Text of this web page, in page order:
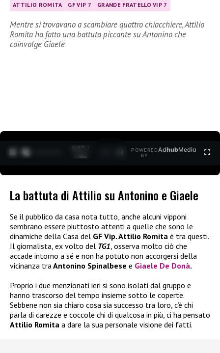
ATTILIO ROMITA GF VIP 7 GRANDE FRATELLO VIP 7
Mentre si trovavano a scambiare quattro chiacchiere, Attilio
Romita ha fatto una battuta piccante su Antonino che
coinvolge Giaele
0:27 /
1:40
POWERED
BY
AdhubMedia
La battuta di Attilio su Antonino e Giaele
Se il pubblico da casa nota tutto, anche alcuni vipponi
sembrano essere piuttosto attenti a quelle che sono le
dinamiche della Casa del GF Vip. Attilio Romita è tra questi.
Il giornalista, ex volto del TG1, osserva molto ciò che
accade intorno a sé e non ha potuto non accorgersi della
vicinanza traAntonino Spinalbese e Giaele De Donà.
Proprio i due menzionati ieri si sono isolati dal gruppo e
hanno trascorso del tempo insieme sotto le coperte.
Sebbene non sia chiaro cosa sia successo tra loro, c’è chi
parla di carezze e coccole chi di qualcosa in più, ci ha pensato
Attilio Romita a dare la sua personale visione dei fatti.